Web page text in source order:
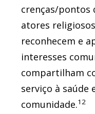
crenças/pontos
atores
reconhecem e
interesses
compartilham
serviço à saúde
comunidade.12